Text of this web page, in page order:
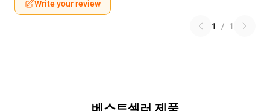
Write your review
1 / 1
베스트셀러 제품